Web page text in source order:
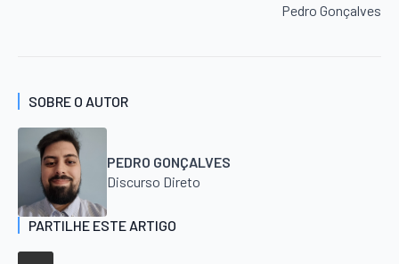
Pedro Gonçalves
SOBRE O AUTOR
PEDRO GONÇALVES
Discurso Direto
PARTILHE ESTE ARTIGO